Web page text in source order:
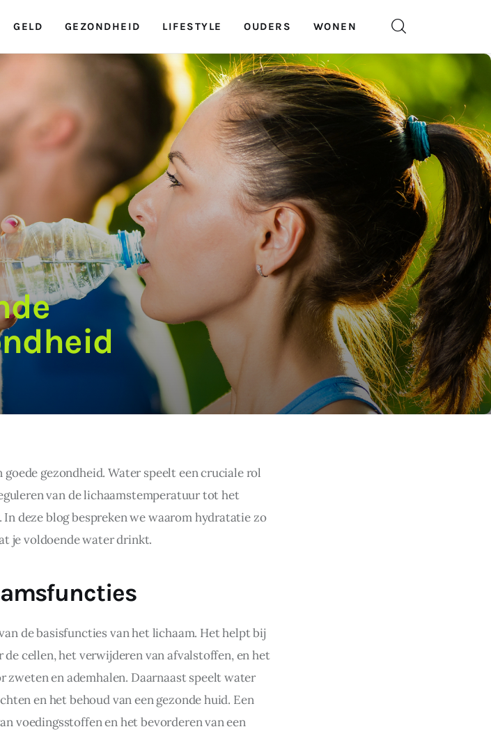
GELD GEZONDHEID LIFESTYLE OUDERS WONEN
gezondheid. Water speelt een cruciale rol
van de lichaamstemperatuur tot het
deze blog bespreken we waarom hydratatie zo
je voldoende water drinkt.
de basisfuncties van het lichaam. Het helpt bij
cellen, het verwijderen van afvalstoffen, en het
en ademhalen. Daarnaast speelt water
en het behoud van een gezonde huid. Een
voedingsstoffen en het bevorderen van een